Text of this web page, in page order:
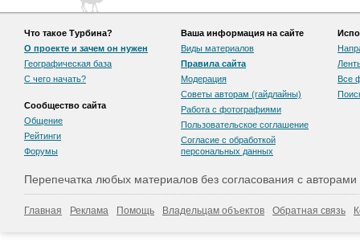
Что такое Турбина?
О проекте и зачем он нужен
Географическая база
С чего начать?
Сообщество сайта
Общение
Рейтинги
Форумы
Ваша информация на сайте
Виды материалов
Правила сайта
Модерация
Советы авторам (гайдлайны)
Работа с фотографиями
Пользовательскоe соглашение
Согласие с обработкой
персональных данных
Все
Перепечатка любых материалов без согласования с
Главная Реклама Помощь Владельцам объектов Обратная связь